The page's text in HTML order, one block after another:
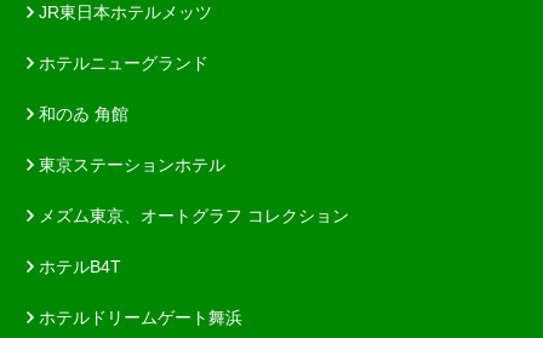
JR東日本ホテルメッツ
ホテルニューグランド
和のゐ 角館
東京ステーションホテル
メズム東京、オートグラフ コレクション
ホテルB4T
ホテルドリームゲート舞浜